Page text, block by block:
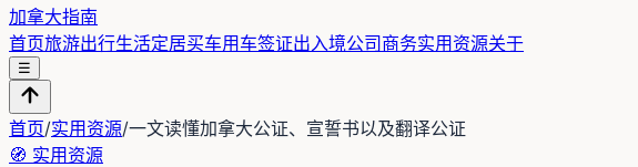
加拿大指南
首页旅游出行生活定居买车用车签证出入境公司商务实用资源关于
☰
首页/实用资源/一文读懂加拿大公证、宣誓书以及翻译公证
🧭 实用资源